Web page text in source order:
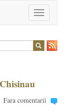
Toggle
navigation
Fara comentarii